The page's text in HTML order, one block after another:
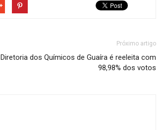
Próximo artigo
Diretoria dos Químicos de Guaíra é reeleita com
98,98% dos votos